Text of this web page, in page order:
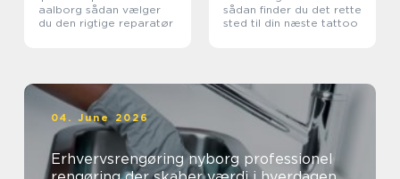
aalborg sådan vælger
du den rigtige reparatør
sådan finder du det rette
sted til din næste tattoo
04. June 2026
Erhvervsrengøring nyborg professionel